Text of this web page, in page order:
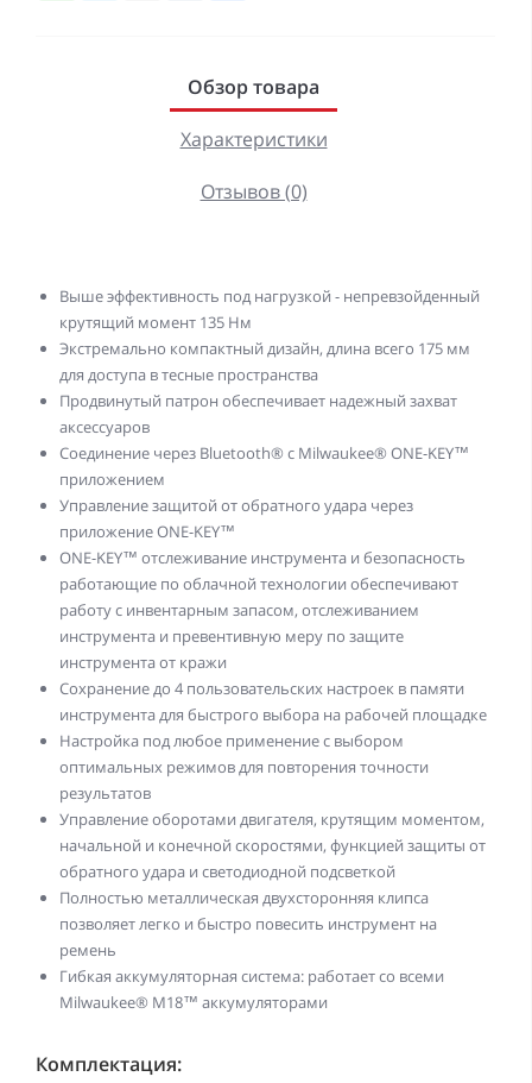
Обзор товара
Характеристики
Отзывов (0)
Выше эффективность под нагрузкой - непревзойденный
крутящий момент 135 Нм
Экстремально компактный дизайн, длина всего 175 мм
для доступа в тесные пространства
Продвинутый патрон обеспечивает надежный захват
аксессуаров
Соединение через Bluetooth® с Milwaukee® ONE-KEY™
приложением
Управление защитой от обратного удара через
приложение ONE-KEY™
ONE-KEY™ отслеживание инструмента и безопасность
работающие по облачной технологии обеспечивают
работу с инвентарным запасом, отслеживанием
инструмента и превентивную меру по защите
инструмента от кражи
Сохранение до 4 пользовательских настроек в памяти
инструмента для быстрого выбора на рабочей площадке
Настройка под любое применение с выбором
оптимальных режимов для повторения точности
результатов
Управление оборотами двигателя, крутящим моментом,
начальной и конечной скоростями, функцией защиты от
обратного удара и светодиодной подсветкой
Полностью металлическая двухсторонняя клипса
позволяет легко и быстро повесить инструмент на
ремень
Гибкая аккумуляторная система: работает со всеми
Milwaukee® M18™ аккумуляторами
Комплектация: